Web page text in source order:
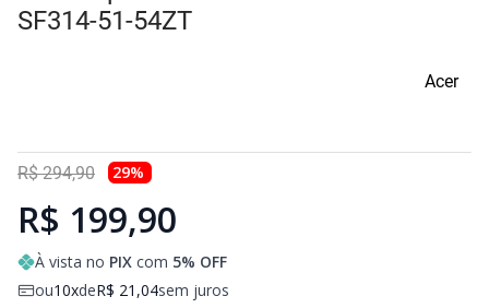
Sony Vaio
Sony Vaio
Caddy para SSD
SF314-51-54ZT
Acer
R$ 294,90 29%
R$ 199,90
À vista no PIX com 5% OFF
ou10 deR$ 21 ,04sem juros